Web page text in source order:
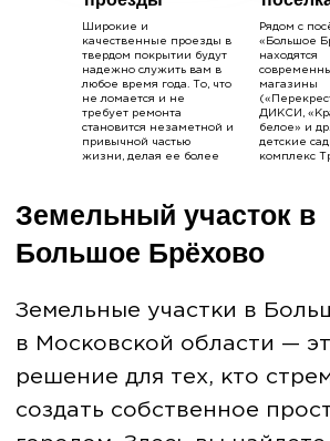
Широкие и
качественные проезды в
твердом покрытии будут
надежно служить вам в
любое время года. То, что
не ломается и не
требует ремонта
становится незаметной и
привычной частью
жизни, делая ее более
Рядом с
«Большое
находятся
магазины
ДИКСИ,
белое» и
детские
комплекс
категорию земли, наличие
коммуникаций и экологическую
обстановку. Далее организуем
просмотр участков, проводим
юридическую проверку и помогаем
оформить все необходимые
Каждый этап тщательно
безопасность и прозрачность сделки.